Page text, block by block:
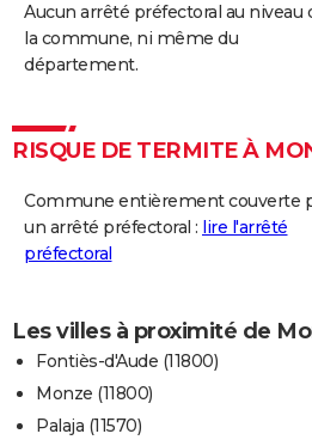
Aucun arrêté préfectoral au niveau
la commune, ni même du
département.
RISQUE DE TERMITE À
Commune entièrement couverte
un arrêté préfectoral : lire l'arrêté
préfectoral
Les villes à proximité de
Fontiès-d'Aude (11800)
Monze (11800)
Palaja (11570)